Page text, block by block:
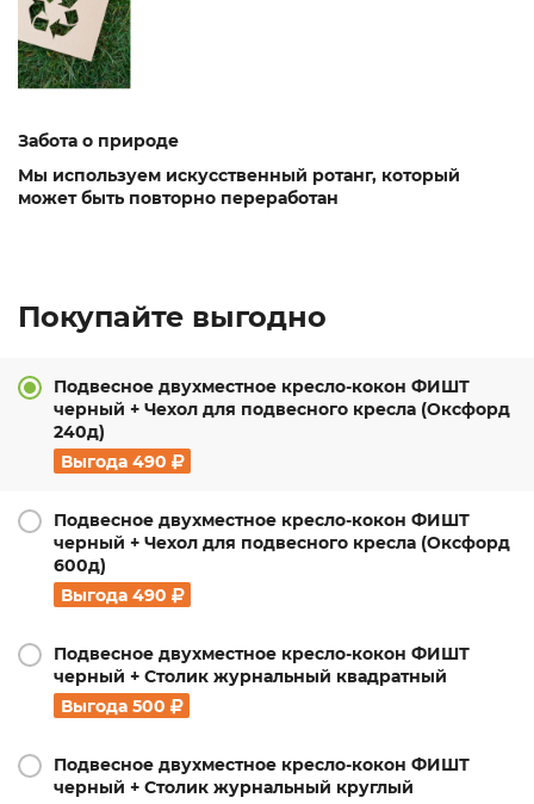
Забота о природе
Мы используем искусственный ротанг, который
может быть повторно переработан
Покупайте выгодно
Подвесное двухместное кресло-кокон ФИШТ
черный + Чехол для подвесного кресла (Оксфорд
240д)
Выгода 490
Подвесное двухместное кресло-кокон ФИШТ
черный + Чехол для подвесного кресла (Оксфорд
600д)
Выгода 490
Подвесное двухместное кресло-кокон ФИШТ
черный + Столик журнальный квадратный
Выгода 500
Подвесное двухместное кресло-кокон ФИШТ
черный + Столик журнальный круглый